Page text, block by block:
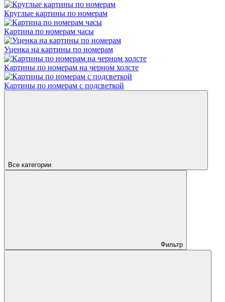
Круглые картины по номерам
Картина по номерам часы
Уценка на картины по номерам
Картины по номерам на черном холсте
Картины по номерам с подсветкой
Все категории
Фильтр